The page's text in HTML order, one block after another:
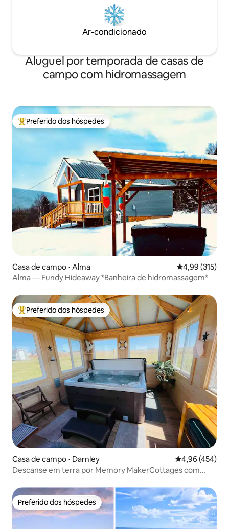
Ar-condicionado
Aluguel por temporada de casas de
campo com hidromassagem
Entre os melhores preferidos dos hóspedes
Preferido dos hóspedes
Casa de campo ⋅ Alma 4,99 de uma
4,99 (315)
Alma — Fundy Hideaway *Banheira de hidromassagem*
Entre os melhores preferidos dos hóspedes
Preferido dos hóspedes
Casa de campo ⋅ Darnley 4,96 de uma
4,96 (454)
Descanse em terra por Memory MakerCottages com
Preferido dos hóspedes
Preferido dos hóspedes